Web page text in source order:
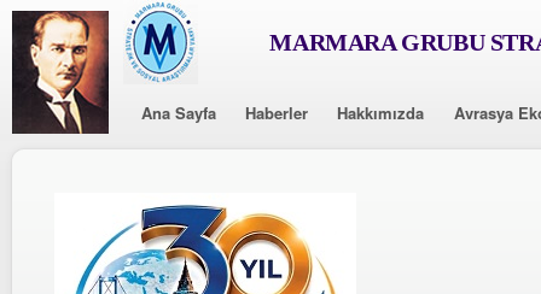
MARMARA GRUBU
Ana Sayfa Haberler Hakkımızda Avrasya